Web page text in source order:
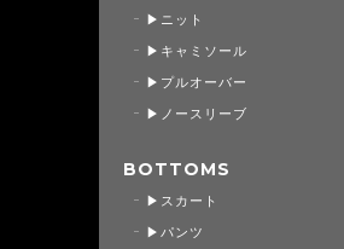
▶ニット
▶キャミソール
▶プルオーバー
▶ノースリーブ
BOTTOMS
▶スカート
▶パンツ